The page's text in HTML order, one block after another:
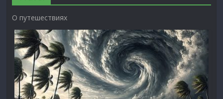
О путешествиях